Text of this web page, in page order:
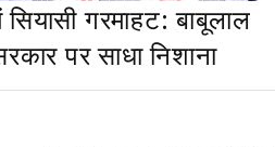
गरमाहट: बाबूलाल
पर साधा निशाना